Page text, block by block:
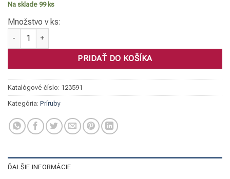
Na sklade 99 ks
Množstvo v ks:
množstvo Príruba plochá, 1.4541 DN40/48,3 PN10/16 plná
PRIDAŤ DO KOŠÍKA
Katalógové číslo: 123591
Kategória: Príruby
ĎALŠIE INFORMÁCIE